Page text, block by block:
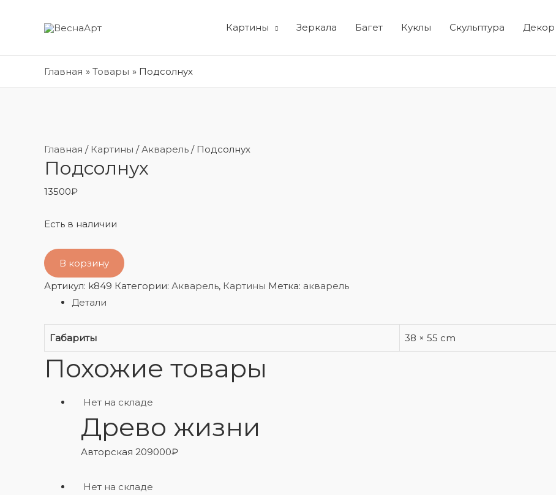
Картины Зеркала Багет Куклы Скульптура Декор
Главная Товары Подсолнух
Главная / Картины /Акварель / Подсолнух
Подсолнух
13500₽
Есть в наличии
В корзину
Артикул: k849 Категории: Акварель, Картины Метка: акварель
Детали
Габариты 38 × 55 cm
Похожие товары
Нет на складе
Древо жизни
Авторская 209000₽
Нет на складе